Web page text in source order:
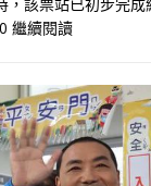
繼續閱讀